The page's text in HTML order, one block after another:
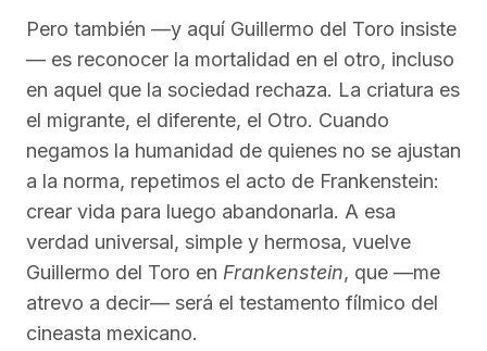
Pero también —y aquí Guillermo del Toro insiste
— es reconocer la mortalidad en el otro, incluso
en aquel que la sociedad rechaza. La criatura es
el migrante, el diferente, el Otro. Cuando
negamos la humanidad de quienes no se ajustan
a la norma, repetimos el acto de Frankenstein:
crear vida para luego abandonarla. A esa
verdad universal, simple y hermosa, vuelve
Guillermo del Toro en Frankenstein, que —me
atrevo a decir— será el testamento fílmico del
cineasta mexicano.